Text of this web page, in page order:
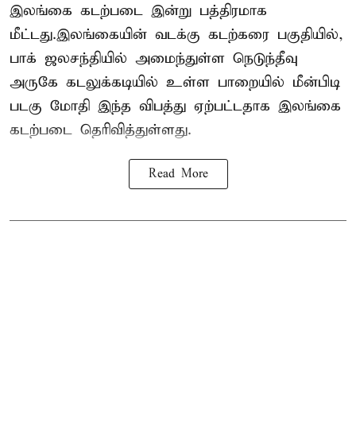
இலங்கை கடற்படை இன்று பத்திரமாக
மீட்டது.இலங்கையின் வடக்கு கடற்கரை பகுதியில்,
பாக் ஜலசந்தியில் அமைந்துள்ள நெடுந்தீவு
அருகே கடலுக்கடியில் உள்ள பாறையில் மீன்பிடி
படகு மோதி இந்த விபத்து ஏற்பட்டதாக இலங்கை
கடற்படை தெரிவித்துள்ளது.
Read More